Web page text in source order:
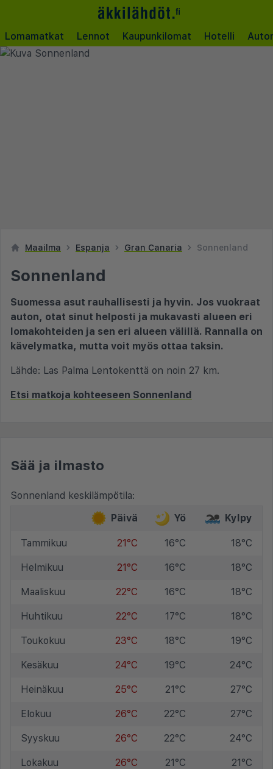
Lomamatkat Lennot Kaupunkilomat Hotelli
Maailma Espanja Gran Canaria Sonnenland
Sonnenland
Suomessa asut rauhallisesti ja hyvin. Jos vuokraat
auton, otat sinut helposti ja mukavasti alueen eri
lomakohteiden ja sen eri alueen välillä. Rannalla on
kävelymatka, mutta voit myös ottaa taksin.
Lähde: Las Palma Lentokenttä on noin 27 km.
Etsi matkoja kohteeseen Sonnenland
Sää ja ilmasto
Sonnenland keskilämpötila:
Päivä
Yö Kylpy
Tammikuu 21°C 16°C 18°C
Helmikuu 21°C 16°C 18°C
Maaliskuu 22°C 16°C 18°C
Huhtikuu 22°C 17°C 18°C
Toukokuu 23°C 18°C 19°C
Kesäkuu 24°C 19°C 24°C
Heinäkuu 25°C 21°C 27°C
Elokuu 26°C 22°C 27°C
Syyskuu 26°C 22°C 24°C
Lokakuu 26°C 21°C 21°C